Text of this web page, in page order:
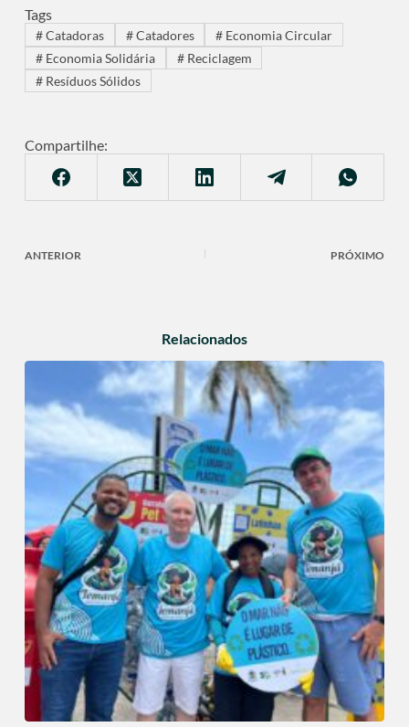
Tags
#Catadoras #Catadores # Economia Circular
#Economia Solidária #Reciclagem
#Resíduos Sólidos
Compartilhe:
ANTERIOR PRÓXIMO
Relacionados